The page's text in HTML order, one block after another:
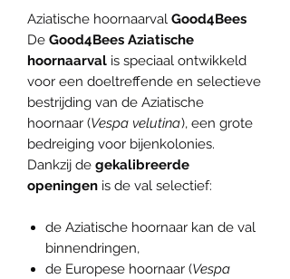
Aziatische hoornaarval Good4Bees
De Good4Bees Aziatische
hoornaarval is speciaal ontwikkeld
voor een doeltreffende en selectieve
bestrijding van de Aziatische
hoornaar (Vespa velutina), een grote
bedreiging voor bijenkolonies.
Dankzij de gekalibreerde
openingen is de val selectief:
de Aziatische hoornaar kan de val
binnendringen,
de Europese hoornaar (Vespa